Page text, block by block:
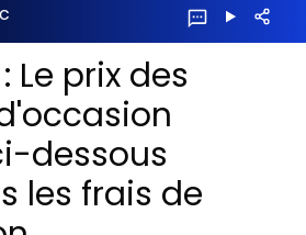
Le prix des
dessous
les frais de